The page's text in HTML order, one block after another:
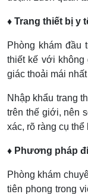
♦ Trang thiết bị y
Phòng khám đầu
thiết kế với không
giác thoải mái
Nhập khẩu trang
trên thế giới, nên
xác, rõ ràng cụ thể
♦ Phương pháp
Phòng khám
tiên phong trong